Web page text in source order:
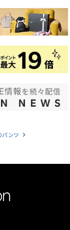
パンツ navigate_next